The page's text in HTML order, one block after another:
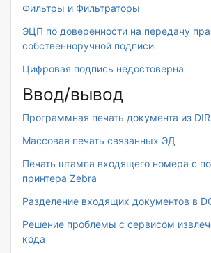
Фильтры и Фильтраторы
ЭЦП по доверенности на передачу
собственноручной подписи
Цифровая подпись недостоверна
Ввод/вывод
Программная печать документа из
Массовая печать связанных ЭД
Печать штампа входящего номера с
принтера Zebra
Разделение входящих документов в
Решение проблемы с сервисом
кода